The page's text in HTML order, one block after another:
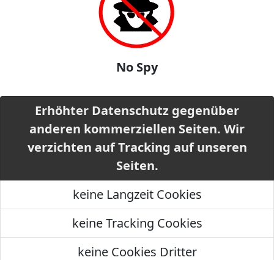
No Spy
Erhöhter Datenschutz gegenüber
anderen kommerziellen Seiten. Wir
verzichten auf Tracking auf unseren
Seiten.
keine Langzeit Cookies
keine Tracking Cookies
keine Cookies Dritter